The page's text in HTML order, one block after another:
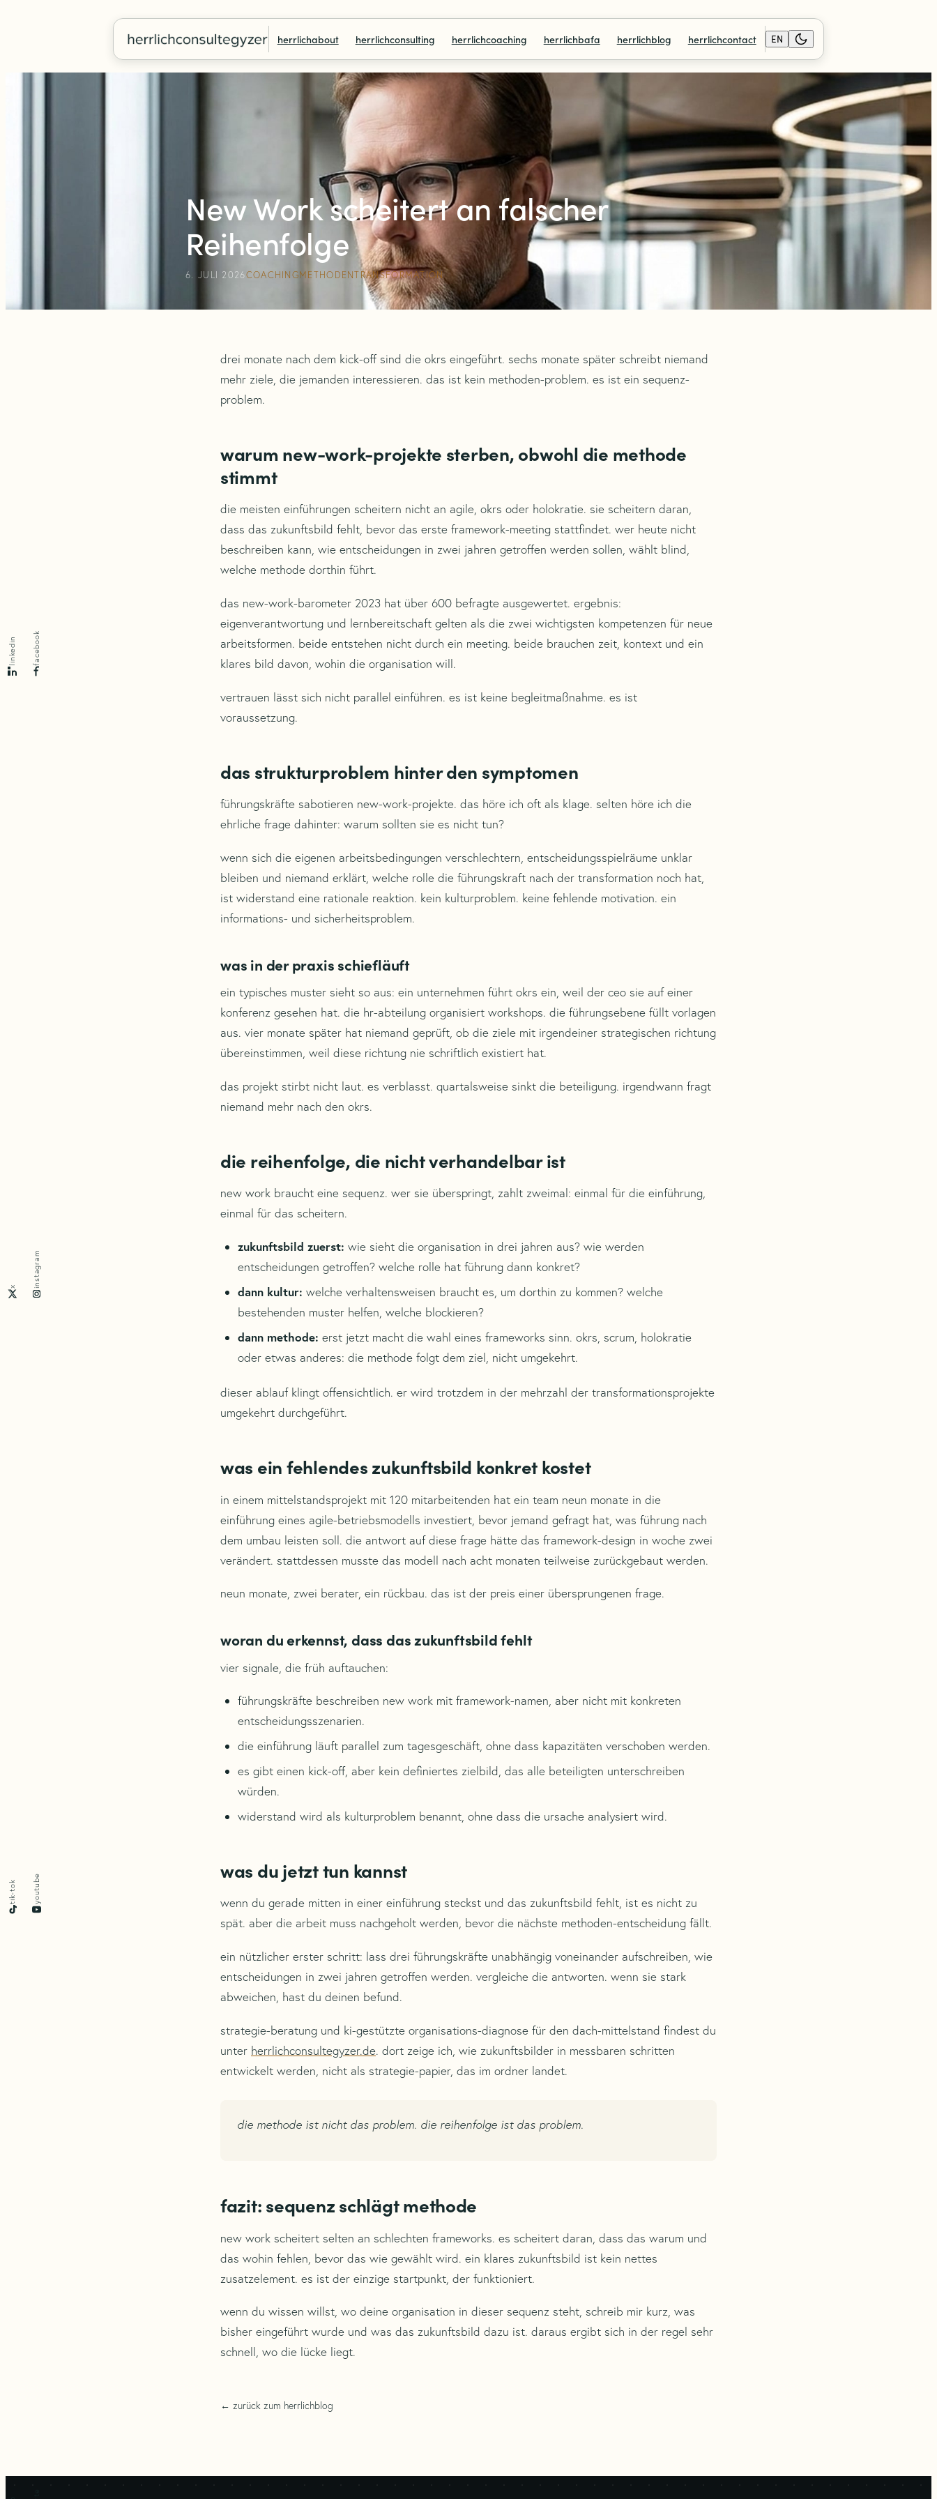
herrlichabout herrlichconsulting herrlichcoaching herrlichbafa herrlichblog herrlichcontact EN
New Work scheitert an falscher
Reihenfolge
6. JULI 2026COACHINGMETHODENTRANSFORMATION
drei monate nach dem kick-off sind die okrs eingeführt. sechs monate später schreibt niemand
mehr ziele, die jemanden interessieren. das ist kein methoden-problem. es ist ein sequenz-
problem.
warum new-work-projekte sterben, obwohl die methode
stimmt
die meisten einführungen scheitern nicht an agile, okrs oder holokratie. sie scheitern daran,
dass das zukunftsbild fehlt, bevor das erste framework-meeting stattfindet. wer heute nicht
beschreiben kann, wie entscheidungen in zwei jahren getroffen werden sollen, wählt blind,
welche methode dorthin führt.
das new-work-barometer 2023 hat über 600 befragte ausgewertet. ergebnis:
eigenverantwortung und lernbereitschaft gelten als die zwei wichtigsten kompetenzen für neue
arbeitsformen. beide entstehen nicht durch ein meeting. beide brauchen zeit, kontext und ein
klares bild davon, wohin die organisation will.
vertrauen lässt sich nicht parallel einführen. es ist keine begleitmaßnahme. es ist
voraussetzung.
das strukturproblem hinter den symptomen
führungskräfte sabotieren new-work-projekte. das höre ich oft als klage. selten höre ich die
ehrliche frage dahinter: warum sollten sie es nicht tun?
wenn sich die eigenen arbeitsbedingungen verschlechtern, entscheidungsspielräume unklar
bleiben und niemand erklärt, welche rolle die führungskraft nach der transformation noch hat,
ist widerstand eine rationale reaktion. kein kulturproblem. keine fehlende motivation. ein
informations- und sicherheitsproblem.
was in der praxis schiefläuft
ein typisches muster sieht so aus: ein unternehmen führt okrs ein, weil der ceo sie auf einer
konferenz gesehen hat. die hr-abteilung organisiert workshops. die führungsebene füllt vorlagen
aus. vier monate später hat niemand geprüft, ob die ziele mit irgendeiner strategischen richtung
übereinstimmen, weil diese richtung nie schriftlich existiert hat.
das projekt stirbt nicht laut. es verblasst. quartalsweise sinkt die beteiligung. irgendwann fragt
niemand mehr nach den okrs.
die reihenfolge, die nicht verhandelbar ist
new work braucht eine sequenz. wer sie überspringt, zahlt zweimal: einmal für die einführung,
einmal für das scheitern.
zukunftsbild zuerst: wie sieht die organisation in drei jahren aus? wie werden
entscheidungen getroffen? welche rolle hat führung dann konkret?
dann kultur: welche verhaltensweisen braucht es, um dorthin zu kommen? welche
bestehenden muster helfen, welche blockieren?
dann methode: erst jetzt macht die wahl eines frameworks sinn. okrs, scrum, holokratie
oder etwas anderes: die methode folgt dem ziel, nicht umgekehrt.
dieser ablauf klingt offensichtlich. er wird trotzdem in der mehrzahl der transformationsprojekte
umgekehrt durchgeführt.
was ein fehlendes zukunftsbild konkret kostet
in einem mittelstandsprojekt mit 120 mitarbeitenden hat ein team neun monate in die
einführung eines agile-betriebsmodells investiert, bevor jemand gefragt hat, was führung nach
dem umbau leisten soll. die antwort auf diese frage hätte das framework-design in woche zwei
verändert. stattdessen musste das modell nach acht monaten teilweise zurückgebaut werden.
neun monate, zwei berater, ein rückbau. das ist der preis einer übersprungenen frage.
woran du erkennst, dass das zukunftsbild fehlt
vier signale, die früh auftauchen:
führungskräfte beschreiben new work mit framework-namen, aber nicht mit konkreten
entscheidungsszenarien.
die einführung läuft parallel zum tagesgeschäft, ohne dass kapazitäten verschoben werden.
es gibt einen kick-off, aber kein definiertes zielbild, das alle beteiligten unterschreiben
würden.
widerstand wird als kulturproblem benannt, ohne dass die ursache analysiert wird.
was du jetzt tun kannst
wenn du gerade mitten in einer einführung steckst und das zukunftsbild fehlt, ist es nicht zu
spät. aber die arbeit muss nachgeholt werden, bevor die nächste methoden-entscheidung fällt.
ein nützlicher erster schritt: lass drei führungskräfte unabhängig voneinander aufschreiben, wie
entscheidungen in zwei jahren getroffen werden. vergleiche die antworten. wenn sie stark
abweichen, hast du deinen befund.
strategie-beratung und ki-gestützte organisations-diagnose für den dach-mittelstand findest du
unter herrlichconsultegyzer.de. dort zeige ich, wie zukunftsbilder in messbaren schritten
entwickelt werden, nicht als strategie-papier, das im ordner landet.
die methode ist nicht das problem. die reihenfolge ist das problem.
fazit: sequenz schlägt methode
new work scheitert selten an schlechten frameworks. es scheitert daran, dass das warum und
das wohin fehlen, bevor das wie gewählt wird. ein klares zukunftsbild ist kein nettes
zusatzelement. es ist der einzige startpunkt, der funktioniert.
wenn du wissen willst, wo deine organisation in dieser sequenz steht, schreib mir kurz, was
bisher eingeführt wurde und was das zukunftsbild dazu ist. daraus ergibt sich in der regel sehr
schnell, wo die lücke liegt.
← zurück zum herrlichblog
linkedin facebook
x instagram
tik-tok youtube